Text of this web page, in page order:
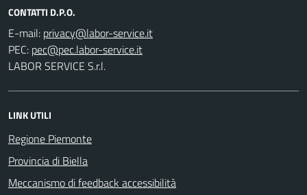
CONTATTI D.P.O.
E-mail:
PEC:
LABOR SERVICE S.r.l.
LINK UTILI
Regione Piemonte
Provincia di Biella
Meccanismo di feedback accessibilità